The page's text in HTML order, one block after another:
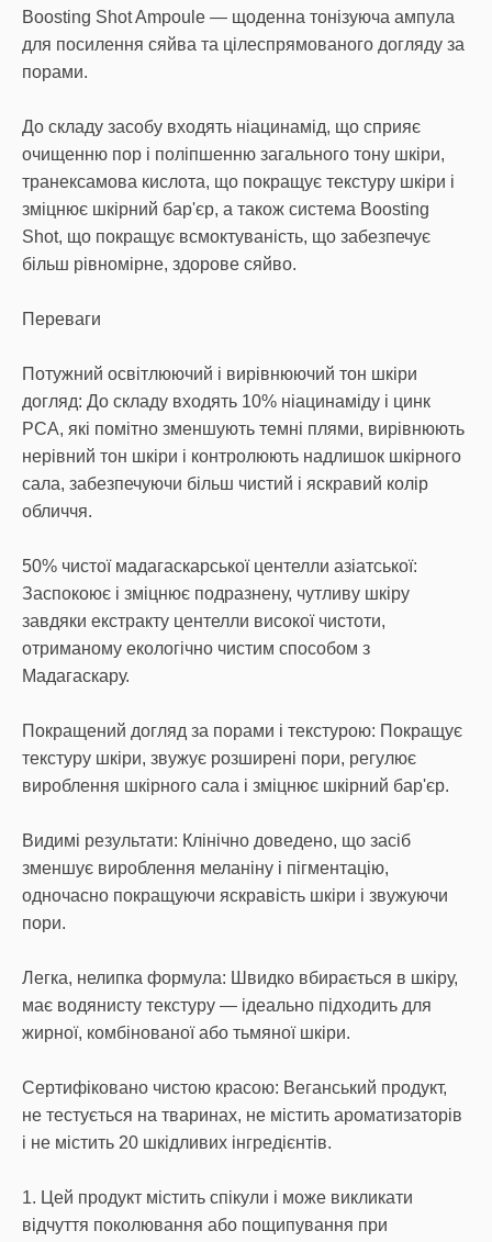
Boosting Shot Ampoule — щоденна тонізуюча ампула
для посилення сяйва та цілеспрямованого догляду за
порами.
До складу засобу входять ніацинамід, що сприяє
очищенню пор і поліпшенню загального тону шкіри,
транексамова кислота, що покращує текстуру шкіри і
зміцнює шкірний бар'єр, а також система Boosting
Shot, що покращує всмоктуваність, що забезпечує
більш рівномірне, здорове сяйво.
Переваги
Потужний освітлюючий і вирівнюючий тон шкіри
догляд: До складу входять 10% ніацинаміду і цинк
PCA, які помітно зменшують темні плями, вирівнюють
нерівний тон шкіри і контролюють надлишок шкірного
сала, забезпечуючи більш чистий і яскравий колір
обличчя.
50% чистої мадагаскарської центелли азіатської:
Заспокоює і зміцнює подразнену, чутливу шкіру
завдяки екстракту центелли високої чистоти,
отриманому екологічно чистим способом з
Мадагаскару.
Покращений догляд за порами і текстурою: Покращує
текстуру шкіри, звужує розширені пори, регулює
вироблення шкірного сала і зміцнює шкірний бар'єр.
Видимі результати: Клінічно доведено, що засіб
зменшує вироблення меланіну і пігментацію,
одночасно покращуючи яскравість шкіри і звужуючи
пори.
Легка, нелипка формула: Швидко вбирається в шкіру,
має водянисту текстуру — ідеально підходить для
жирної, комбінованої або тьмяної шкіри.
Сертифіковано чистою красою: Веганський продукт,
не тестується на тваринах, не містить ароматизаторів
і не містить 20 шкідливих інгредієнтів.
1. Цей продукт містить спікули і може викликати
відчуття поколювання або пощипування при